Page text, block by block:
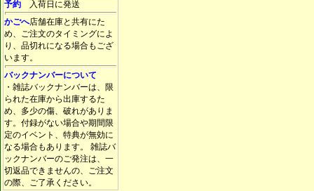
予約 入荷日に発送
かごへ店舗在庫と共有にた
め、ご注文のタイミングによ
り、品切れになる場合もござ
います。
バックナンバーについて
・雑誌バックナンバーは、限
られた在庫から出庫するた
め、多少の傷、破れがありま
す。付録がない場合や期間限
定のイベント、特典が無効に
なる場合もあります。 雑誌バ
ックナンバーのご発注は、一
切返品できませんの、ご注文
の際、ご了承ください。